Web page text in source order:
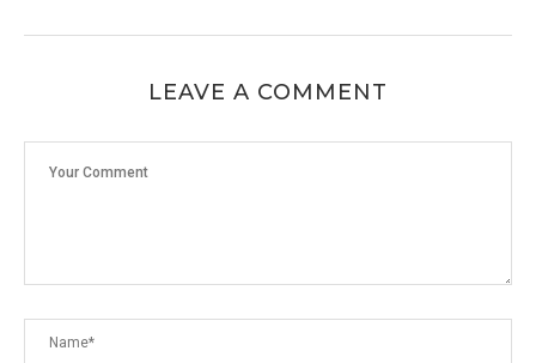
LEAVE A COMMENT